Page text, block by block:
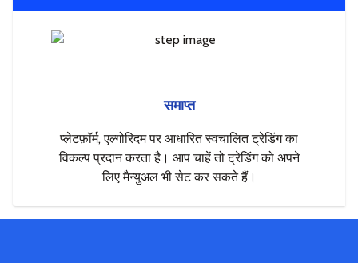
समाप्त
प्लेटफ़ॉर्म, एल्गोरिदम पर आधारित स्वचालित ट्रेडिंग का
विकल्प प्रदान करता है। आप चाहें तो ट्रेडिंग को अपने
लिए मैन्युअल भी सेट कर सकते हैं।